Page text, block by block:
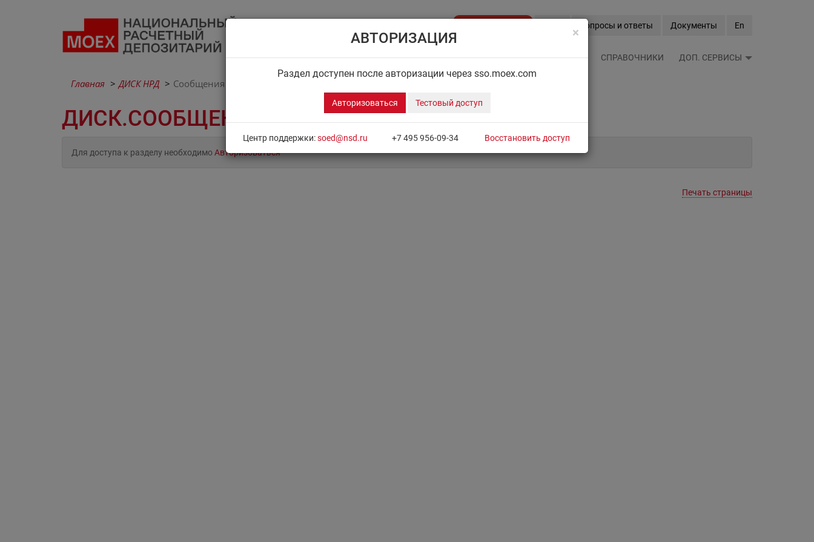
Вопросы и ответы Документы En
API NSD ДИСК НРД ЦЕНОВОЙ ЦЕНТР НОВОСТНЫЕ ЛЕНТЫ СПРАВОЧНИКИ ДОП. СЕРВИСЫ
Главная ДИСК НРД Сообщения
ДИСК.СООБЩЕНИЯ
Для доступа к разделу необходимо Авторизоваться
×
АВТОРИЗАЦИЯ
Раздел доступен после авторизации через sso.moex.com
Авторизоваться Тестовый доступ
Центр поддержки:soed@nsd.ru +7 495 956-09-34 Восстановить доступ
Печать страницы